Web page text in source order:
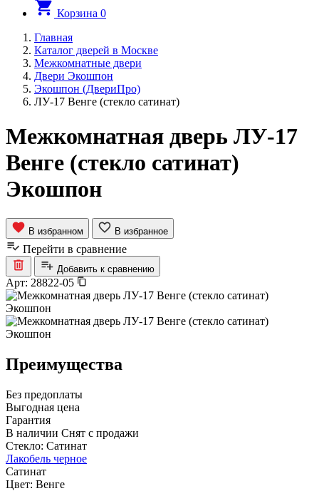
Корзина 0
Главная
Каталог дверей в Москве
Межкомнатные двери
Двери Экошпон
Экошпон (ДвериПро)
ЛУ-17 Венге (стекло сатинат)
Межкомнатная дверь ЛУ-17
Венге (стекло сатинат)
Экошпон
В избранном В избранное
Перейти в сравнение
Добавить к сравнению
Арт: 28822-05
Преимущества
Без предоплаты
Выгодная цена
Гарантия
В наличии Снят с продажи
Стекло: Сатинат
Лакобель черное
Сатинат
Цвет: Венге